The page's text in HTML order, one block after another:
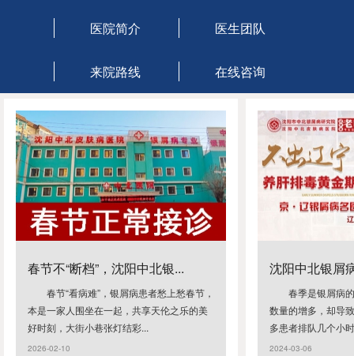
医院简介 医生团队
来院路线 在线咨询
当前位置： >通知公告
春节不“断档”，沈阳中北银...
春节“看病难”，银屑病患者愁上愁春节，
本是一家人围坐在一起，共享天伦之乐的美
好时刻，大街小巷张灯结彩...
2026-02-10
沈阳中北银屑
春季是银屑病
数量的增多，却导
多患者排队几个小
2024-03-06